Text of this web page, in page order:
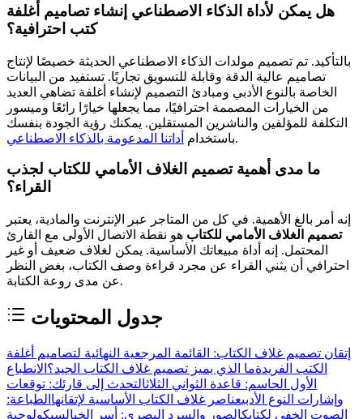
هل يمكن لأداة الذكاء الاصطناعي إنشاء تصاميم أغلفة
كتب احترافية؟
بالتأكيد. تم تصميم مولدات الذكاء الاصطناعي الحديثة خصيصًا لإنتاج
تصاميم عالية الدقة وقابلة للتسويق تجاريًا. تستفيد من البيانات
الخاصة بالنوع الأدبي ومبادئ التصميم لإنشاء أغلفة تضاهي العديد
من الخيارات المصممة احترافيًا، مما يجعلها خيارًا رائعًا وميسور
التكلفة للمؤلفين والناشرين المستقلين. يمكنك رؤية الجودة بنفسك
باستخدام أداتنا المدعومة بالذكاء الاصطناعي .
ما مدى أهمية تصميم الغلاف الأمامي للكتاب لجذب
القراء؟
إنه أمر بالغ الأهمية. في كل من المتاجر عبر الإنترنت والمادية، يعتبر
تصميم الغلاف الأمامي للكتاب هو نقطة الاتصال الأولى مع القارئ
المحتمل. إنه أداة مبيعاتك الأساسية. يمكن لغلاف ضعيف أو غير
احترافي أن يثني القراء عن مجرد قراءة وصف الكتاب، بغض النظر
عن مدى روعة الكتابة.
جدول المحتويات
إتقان تصميم غلاف الكتاب: القائمة المرجعية النهائية لتصاميم أغلفة
الكتب الفريدةما الذي يميز تصميم غلاف الكتاب الجيد؟ الانطباع
الأول الحاسم: قاعدة الثواني الثلاثالتحدث إلى قارئك: توقعات
وإشارات النوع الأدبيعناصر غلاف الكتاب الأساسية لإتقانها الطباعة:
الصوت الخفي لكتابكالصور والسرد البصري: أسر الخيالسيكولوجية